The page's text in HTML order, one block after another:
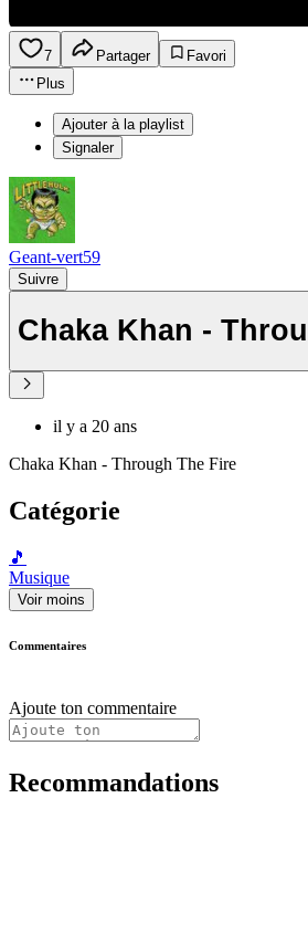
7 Partager
Favori
Plus
Ajouter à la playlist
Signaler
Geant-vert59
Suivre
Chaka Khan -
il y a 20 ans
Chaka Khan - Through The Fire
Catégorie
🎵
Musique
Voir moins
Commentaires
Ajoute ton commentaire
Recommandations